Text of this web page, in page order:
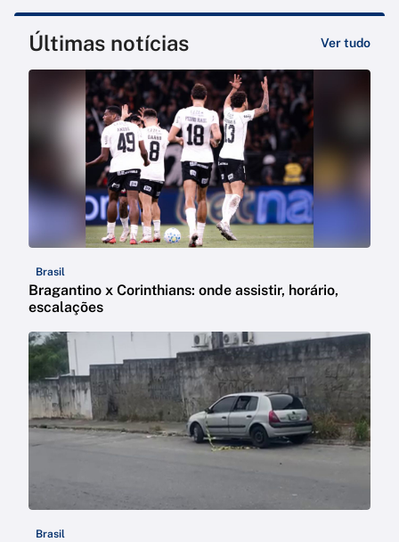
Últimas notícias Ver tudo
Brasil
Bragantino x Corinthians: onde assistir, horário,
escalações
Brasil